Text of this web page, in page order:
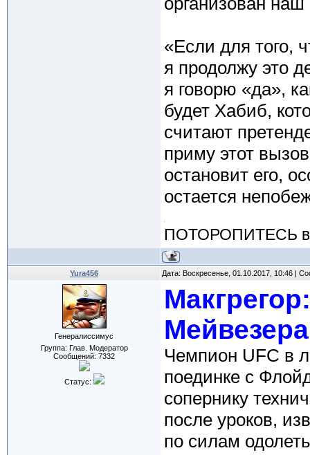
«Если для того,
я продолжу это
я говорю «да»,
будет Хабиб,
считают
приму этот
остановит его,
остается
ПОТОРОПИТЕСЬ
Yura456 Дата: Воскресенье, 01.10.2017, 10:46 |
Генералиссимус
Группа: Глав. Модератор
Сообщений: 7332
Статус:
Мейвезера
Чемпион UFC в
поединке с
сопернику
после уроков,
по силам